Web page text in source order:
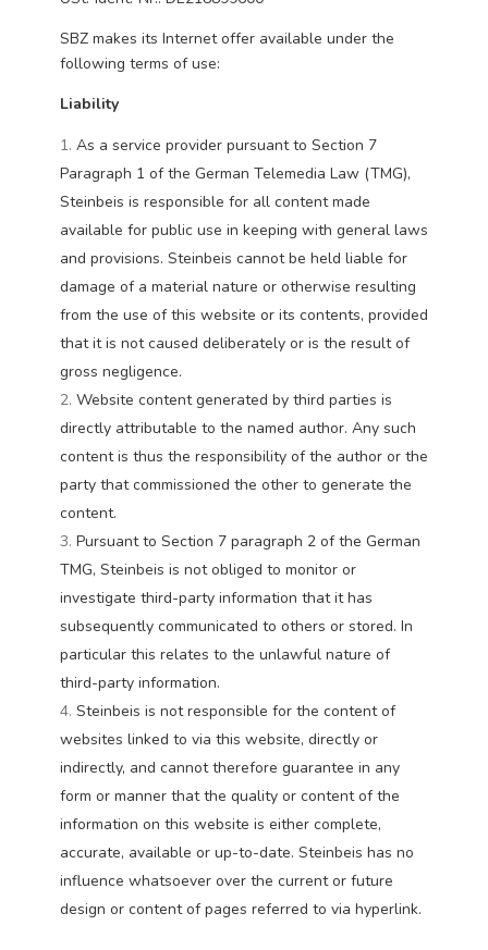
SBZ makes its Internet offer available under the
following terms of use:
Liability
As a service provider pursuant to Section 7
Paragraph 1 of the German Telemedia Law (TMG),
Steinbeis is responsible for all content made
available for public use in keeping with general laws
and provisions. Steinbeis cannot be held liable for
damage of a material nature or otherwise resulting
from the use of this website or its contents, provided
that it is not caused deliberately or is the result of
gross negligence.
Website content generated by third parties is
directly attributable to the named author. Any such
content is thus the responsibility of the author or the
party that commissioned the other to generate the
content.
Pursuant to Section 7 paragraph 2 of the German
TMG, Steinbeis is not obliged to monitor or
investigate third-party information that it has
subsequently communicated to others or stored. In
particular this relates to the unlawful nature of
third-party information.
Steinbeis is not responsible for the content of
websites linked to via this website, directly or
indirectly, and cannot therefore guarantee in any
form or manner that the quality or content of the
information on this website is either complete,
accurate, available or up-to-date. Steinbeis has no
influence whatsoever over the current or future
design or content of pages referred to via hyperlink.